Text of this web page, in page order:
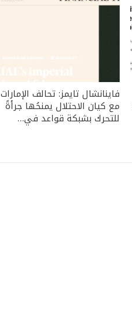
فاينانشال تايمز: تحالف الإمارات
مع كيان الاحتلال يمنحُها جرأةً
للتحرك بشبكة قواعد في…